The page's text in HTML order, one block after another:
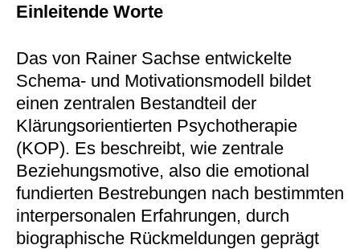
Einleitende Worte
Das von Rainer Sachse entwickelte
Schema- und Motivationsmodell bildet
einen zentralen Bestandteil der
Klärungsorientierten Psychotherapie
(KOP). Es beschreibt, wie zentrale
Beziehungsmotive, also die emotional
fundierten Bestrebungen nach bestimmten
interpersonalen Erfahrungen, durch
biographische Rückmeldungen geprägt